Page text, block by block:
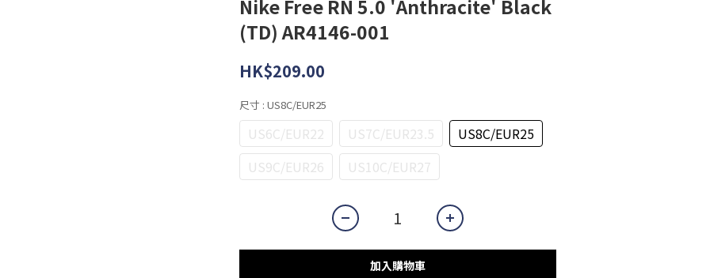
Nike Free RN 5.0 'Anthracite' Black
(TD) AR4146-001
HK$209.00
尺寸 : US8C/EUR25
US6C/EUR22 US7C/EUR23.5
US8C/EUR25
US9C/EUR26
US10C/EUR27
加入購物車